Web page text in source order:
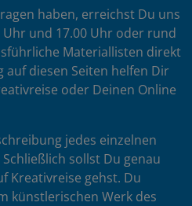
haben, erreichst Du uns
und 17.00 Uhr oder rund
Materiallisten direkt
diesen Seiten helfen Dir
oder Deinen Online
jedes einzelnen
sollst Du genau
Kreativreise gehst. Du
künstlerischen Werk des